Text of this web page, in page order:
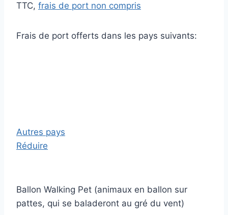
TTC, frais de port non compris
Frais de port offerts dans les pays suivants:
Autres pays
Réduire
Ballon Walking Pet (animaux en ballon sur
pattes, qui se baladeront au gré du vent)